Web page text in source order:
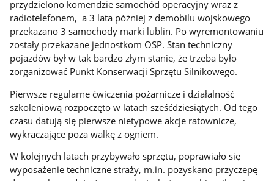
przydzielono komendzie samochód operacyjny wraz z
radiotelefonem, a 3 lata później z demobilu wojskowego
przekazano 3 samochody marki lublin. Po wyremontowaniu
zostały przekazane jednostkom OSP. Stan techniczny
pojazdów był w tak bardzo złym stanie, że trzeba było
zorganizować Punkt Konserwacji Sprzętu Silnikowego.
Pierwsze regularne ćwiczenia pożarnicze i działalność
szkoleniową rozpoczęto w latach sześćdziesiątych. Od tego
czasu datują się pierwsze nietypowe akcje ratownicze,
wykraczające poza walkę z ogniem.
W kolejnych latach przybywało sprzętu, poprawiało się
wyposażenie techniczne straży, m.in. pozyskano przyczepę